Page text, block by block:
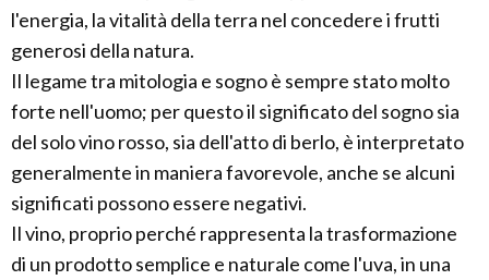
l'energia, la vitalità della terra nel concedere i frutti
generosi della natura.
Il legame tra mitologia e sogno è sempre stato molto
forte nell'uomo; per questo il significato del sogno sia
del solo vino rosso, sia dell'atto di berlo, è interpretato
generalmente in maniera favorevole, anche se alcuni
significati possono essere negativi.
Il vino, proprio perché rappresenta la trasformazione
di un prodotto semplice e naturale come l'uva, in una